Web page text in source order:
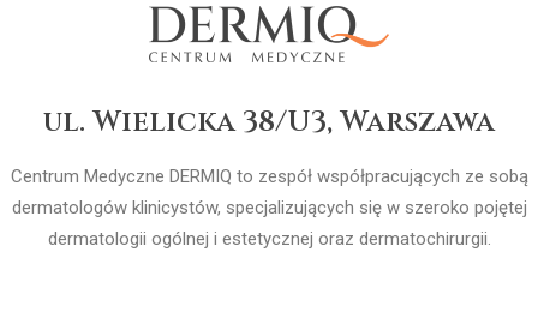
ul. Wielicka 38/U3, Warszawa
Centrum Medyczne DERMIQ to zespół współpracujących ze sobą
dermatologów klinicystów, specjalizujących się w szeroko pojętej
dermatologii ogólnej i estetycznej oraz dermatochirurgii.